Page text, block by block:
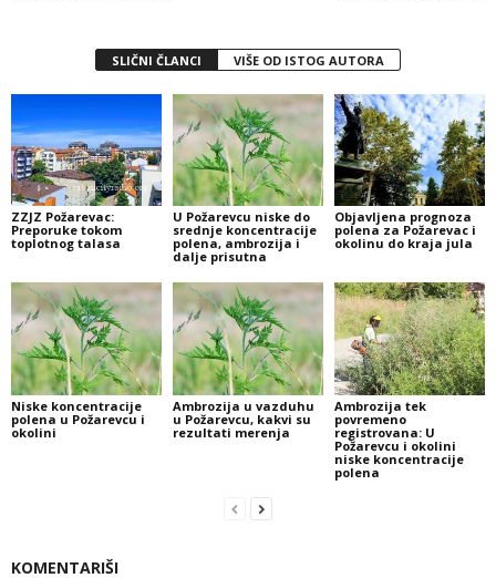
SLIČNI ČLANCI VIŠE OD ISTOG AUTORA
ZZJZ Požarevac:
Preporuke tokom
toplotnog talasa
U Požarevcu niske do
srednje koncentracije
polena, ambrozija i
dalje prisutna
Objavljena prognoza
polena za Požarevac i
okolinu do kraja jula
Niske koncentracije
polena u Požarevcu i
okolini
Ambrozija u vazduhu
u Požarevcu, kakvi su
rezultati merenja
Ambrozija tek
povremeno
registrovana: U
Požarevcu i okolini
niske koncentracije
polena
KOMENTARIŠI